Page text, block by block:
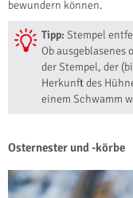
bewundern können.
Tipp: Stempel
Ob ausgeblasenes
der Stempel, der
Herkunft des
einem Schwamm
Osternester und -körbe